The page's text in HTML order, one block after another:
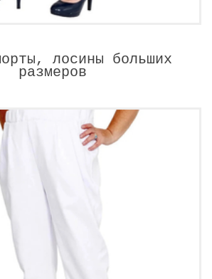
лосины больших
размеров